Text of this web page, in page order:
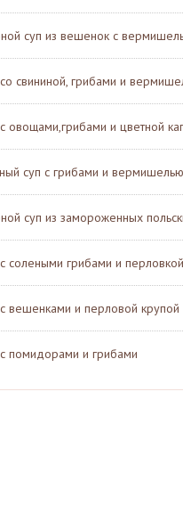
суп из вешенок с
свининой, грибами и
овощами,грибами и цветной
суп с грибами и вермишелью
суп из замороженных
солеными грибами и перловкой
вешенками и перловой крупой
помидорами и грибами